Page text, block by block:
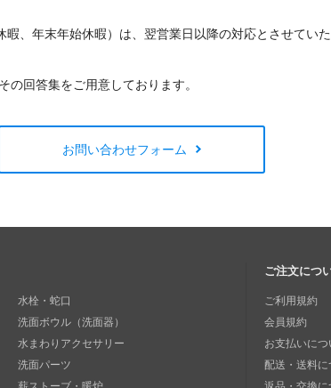
、年末年始休暇）は、翌営業日以降の対応とさせてい
回答集をご用意しております。
お問い合わせフォーム
水栓・蛇口
洗面ボウル（洗面器）
水まわりアクセサリー
洗面パーツ
ご注文につ
ご利用規約
会員規約
お支払いにつ
配送・送料